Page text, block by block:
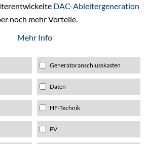
DAC-Ableitergeneration
noch mehr Vorteile.
Mehr Info
Generatoranschlusskasten
Daten
HF-Technik
PV